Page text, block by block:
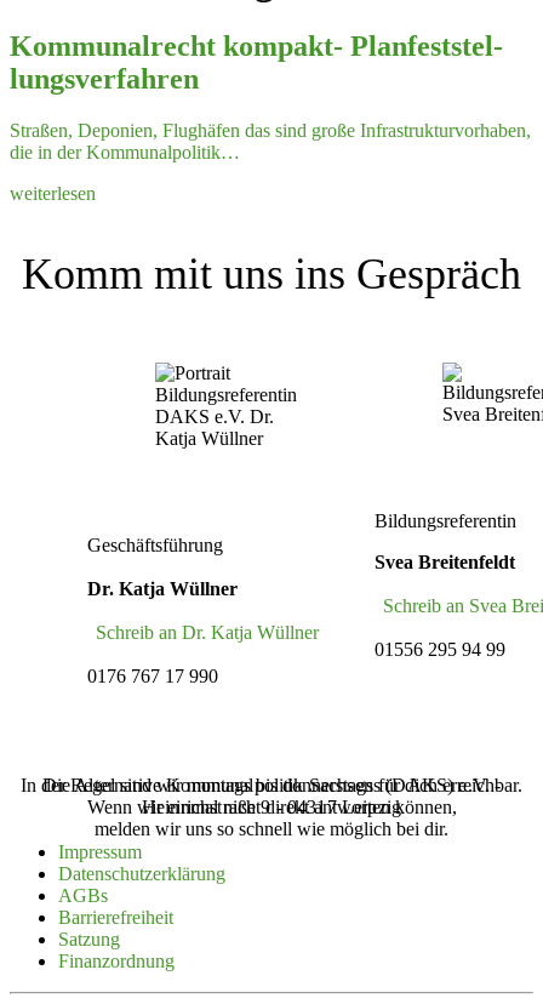
Kommu­nal­recht kompakt- Planfest­stel­
lungs­ver­fahren
Straßen, Deponien, Flughäfen das sind große Infra­struk­tur­vor­haben,
die in der Kommu­nal­po­litik…
weiterlesen
Komm mit uns ins Gespräch
Geschäftsführung
Dr. Katja Wüllner
Schreib an Dr. Katja Wüllner
0176 767 17 990
Bildungsreferentin
Svea Breitenfeldt
Schreib an Svea
01556 295 94 99
Die Alternative Kommunalpolitik Sachsens (‌DAKS‌) e.V. -
Heinrichstraße 9 - 04317 Leipzig
In der Regel sind wir montags bis donnerstags für dich erreichbar.
Wenn wir einmal nicht direkt antworten können,
melden wir uns so schnell wie möglich bei dir.
Impressum
Daten­schutz­er­klärung
AGBs
Barrie­re­freiheit
Satzung
Finanz­ordnung